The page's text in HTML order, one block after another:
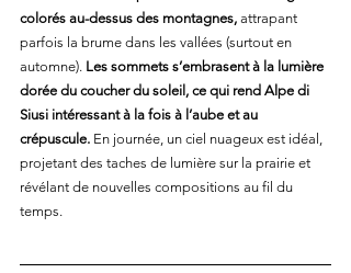
colorés au-dessus des montagnes, attrapant
parfois la brume dans les vallées (surtout en
automne). Les sommets s’embrasent à la lumière
dorée du coucher du soleil, ce qui rend Alpe di
Siusi intéressant à la fois à l’aube et au
crépuscule. En journée, un ciel nuageux est idéal,
projetant des taches de lumière sur la prairie et
révélant de nouvelles compositions au fil du
temps.